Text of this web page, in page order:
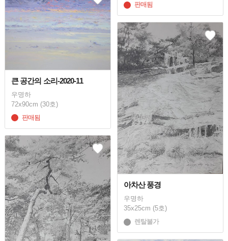
판매됨
큰 공간의 소리-2020-11
우명하
72x90cm (30호)
판매됨
아차산 풍경
우명하
35x25cm (5호)
렌탈불가